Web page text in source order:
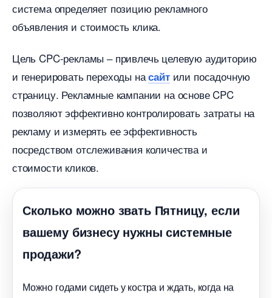
система определяет позицию рекламного
объявления и стоимость клика.​
Цель CPC-рекламы ‒ привлечь целевую аудиторию
и генерировать переходы насайтили посадочную
страницу. Рекламные кампании на основе CPC
позволяют эффективно контролировать затраты на
рекламу и измерять ее эффективность
посредством отслеживания количества и
стоимости кликов.
Сколько можно звать Пятницу, если
ашему бизнесу нужны системные
продажи?
Можно годами сидеть у костра и ждать, когда на